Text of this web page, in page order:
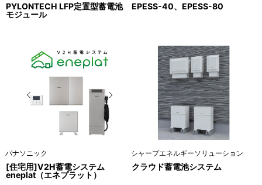
PYLONTECH LFP定置型蓄電池
モジュール
EPESS-40、EPESS-80
パナソニック
[住宅用]V2H蓄電システム
eneplat（エネプラット）
シャープエネルギーソリューション
クラウド蓄電池システム